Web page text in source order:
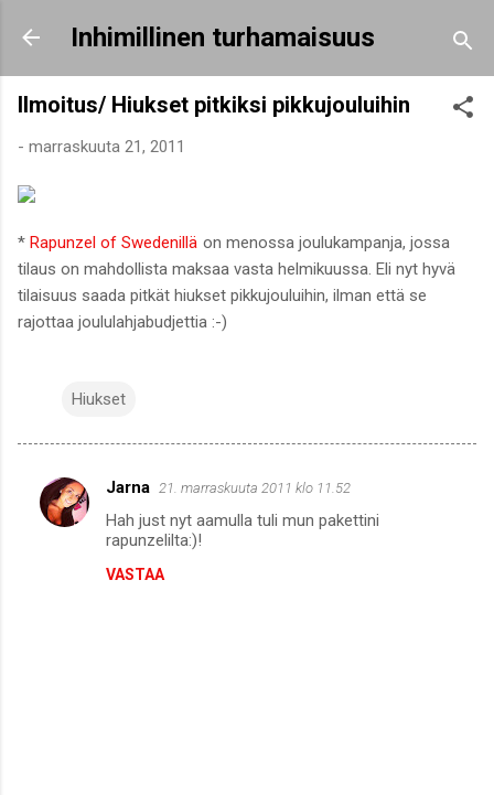
Siirry pääsisältöön
Inhimillinen turhamaisuus
Ilmoitus/ Hiukset pitkiksi pikkujouluihin
- marraskuuta 21, 2011
* Rapunzel of Swedenillä on menossa joulukampanja, jossa
tilaus on mahdollista maksaa vasta helmikuussa. Eli nyt hyvä
tilaisuus saada pitkät hiukset pikkujouluihin, ilman että se
rajottaa joululahjabudjettia :-)
Hiukset
K
o
Jarna 21. marraskuuta 2011 klo 11.52
Hah just nyt aamulla tuli mun pakettini
rapunzelilta:)!
VASTAA